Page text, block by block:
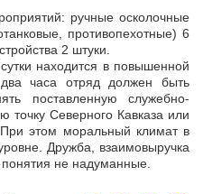
ручные осколочные
противопехотные) 6
2 штуки.
находится в повышенной
два часа отряд должен быть
поставленную служебно-
точку Северного Кавказа или
этом моральный климат в
Дружба, взаимовыручка
не надуманные.